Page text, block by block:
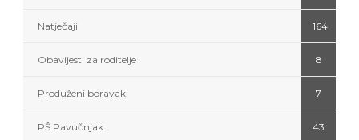
Natječaji 164
Obavijesti za roditelje 8
Produženi boravak 7
PŠ Pavučnjak 43